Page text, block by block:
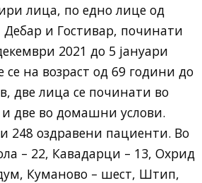
лица, по едно лице од
и Гостивар, починати
2021 до 5 јануари
на возраст од 69 години до
две лица се починати во
две во домашни услови.
248 оздравени пациенти. Во
– 22, Кавадарци – 13, Охрид
Куманово – шест, Штип,